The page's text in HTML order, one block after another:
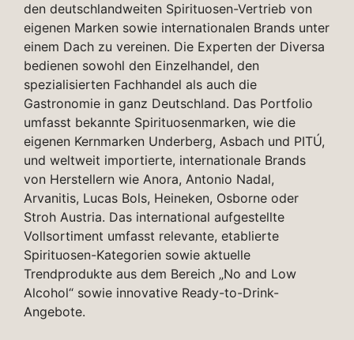
den deutschlandweiten Spirituosen-Vertrieb von
eigenen Marken sowie internationalen Brands unter
einem Dach zu vereinen. Die Experten der Diversa
bedienen sowohl den Einzelhandel, den
spezialisierten Fachhandel als auch die
Gastronomie in ganz Deutschland. Das Portfolio
umfasst bekannte Spirituosenmarken, wie die
eigenen Kernmarken Underberg, Asbach und PITÚ,
und weltweit importierte, internationale Brands
von Herstellern wie Anora, Antonio Nadal,
Arvanitis, Lucas Bols, Heineken, Osborne oder
Stroh Austria. Das international aufgestellte
Vollsortiment umfasst relevante, etablierte
Spirituosen-Kategorien sowie aktuelle
Trendprodukte aus dem Bereich „No and Low
Alcohol“ sowie innovative Ready-to-Drink-
Angebote.